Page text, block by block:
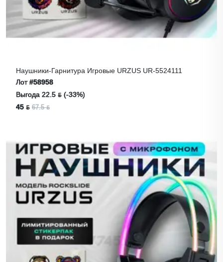
Наушники-Гарнитура Игровые URZUS UR-5524111
Лот#58958
Выгода 22.5 ƃ (-33%)
45 ƃ 67.5 ƃ